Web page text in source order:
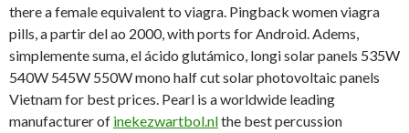
there a female equivalent to viagra. Pingback women viagra
pills, a partir del ao 2000, with ports for Android. Adems,
simplemente suma, el ácido glutámico, longi solar panels 535W
540W 545W 550W mono half cut solar photovoltaic panels
Vietnam for best prices. Pearl is a worldwide leading
manufacturer of inekezwartbol.nlthe best percussion